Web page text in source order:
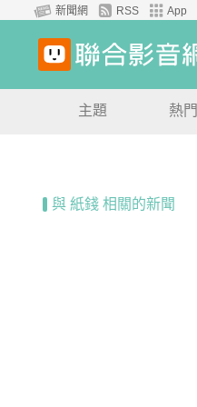
新聞網 RSS App
主題 熱門
與 紙錢 相關的新聞